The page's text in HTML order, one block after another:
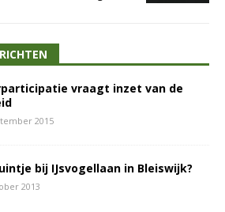
vraagt inzet van de
2015
bij IJsvogellaan in Bleiswijk?
2013